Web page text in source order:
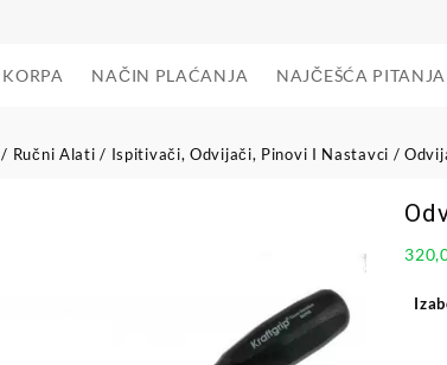
KORPA NAČIN PLAĆANJA NAJČEŠĆA PITANJA
/ Ručni Alati / Ispitivači, Odvijači, Pinovi I Nastavci /